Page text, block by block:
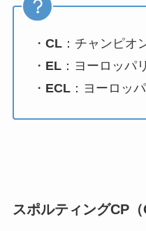
・ CL：チャンピオ
・ EL：ヨーロッパ
・ ECL：ヨーロッ
スポルティングCP（